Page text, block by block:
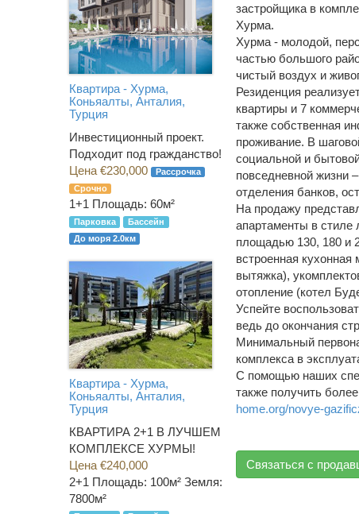
застройщика в
Хурма.
Хурма - молодой,
частью большого
чистый воздух и
Резиденция
квартиры и 7
также собственная
проживание. В
социальной и
повседневной жизни
отделения банков,
На продажу
апартаменты в
площадью 130, 180 и
встроенная
вытяжка),
отопление (котел
Успейте
ведь до окончания
Минимальный
комплекса в
С помощью наших
также получить
home.org/novye-
Связаться с
Квартира - Хурма,
Коньяалты, Анталия,
Турция
Инвестиционный проект.
Подходит под гражданство!
Цена €230,000
Рассрочка
Срочно
1+1 Площадь: 60м²
Парковка
Бассейн
До моря 2.0км
Квартира - Хурма,
Коньяалты, Анталия,
Турция
КВАРТИРА 2+1 В ЛУЧШЕМ
КОМПЛЕКСЕ ХУРМЫ!
Цена €240,000
2+1 Площадь: 100м² Земля:
7800м²